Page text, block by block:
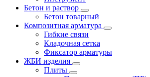
Бетон и раствор
Бетон товарный
Композитная арматура
Гибкие связи
Кладочная сетка
Фиксатор арматуры
ЖБИ изделия
Плиты